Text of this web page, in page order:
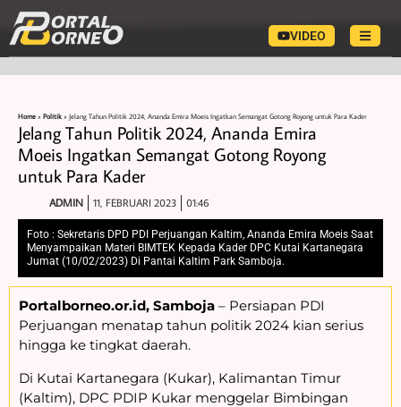
VIDEO
Home » Politik » Jelang Tahun Politik 2024, Ananda Emira Moeis Ingatkan Semangat Gotong Royong untuk Para Kader
Jelang Tahun Politik 2024, Ananda Emira
Moeis Ingatkan Semangat Gotong Royong
untuk Para Kader
ADMIN 11, FEBRUARI 2023 01:46
Foto : Sekretaris DPD PDI Perjuangan Kaltim, Ananda Emira Moeis Saat
Menyampaikan Materi BIMTEK Kepada Kader DPC Kutai Kartanegara
Jumat (10/02/2023) Di Pantai Kaltim Park Samboja.
Portalborneo.or.id, Samboja – Persiapan PDI
Perjuangan menatap tahun politik 2024 kian serius
hingga ke tingkat daerah.
Di Kutai Kartanegara (Kukar), Kalimantan Timur
(Kaltim), DPC PDIP Kukar menggelar Bimbingan